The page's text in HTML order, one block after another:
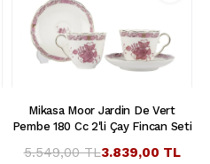
Mikasa Moor Jardin De Vert
Pembe 180 Cc 2'li Çay Fincan Seti
3.839,00 TL
5.549,00 TL